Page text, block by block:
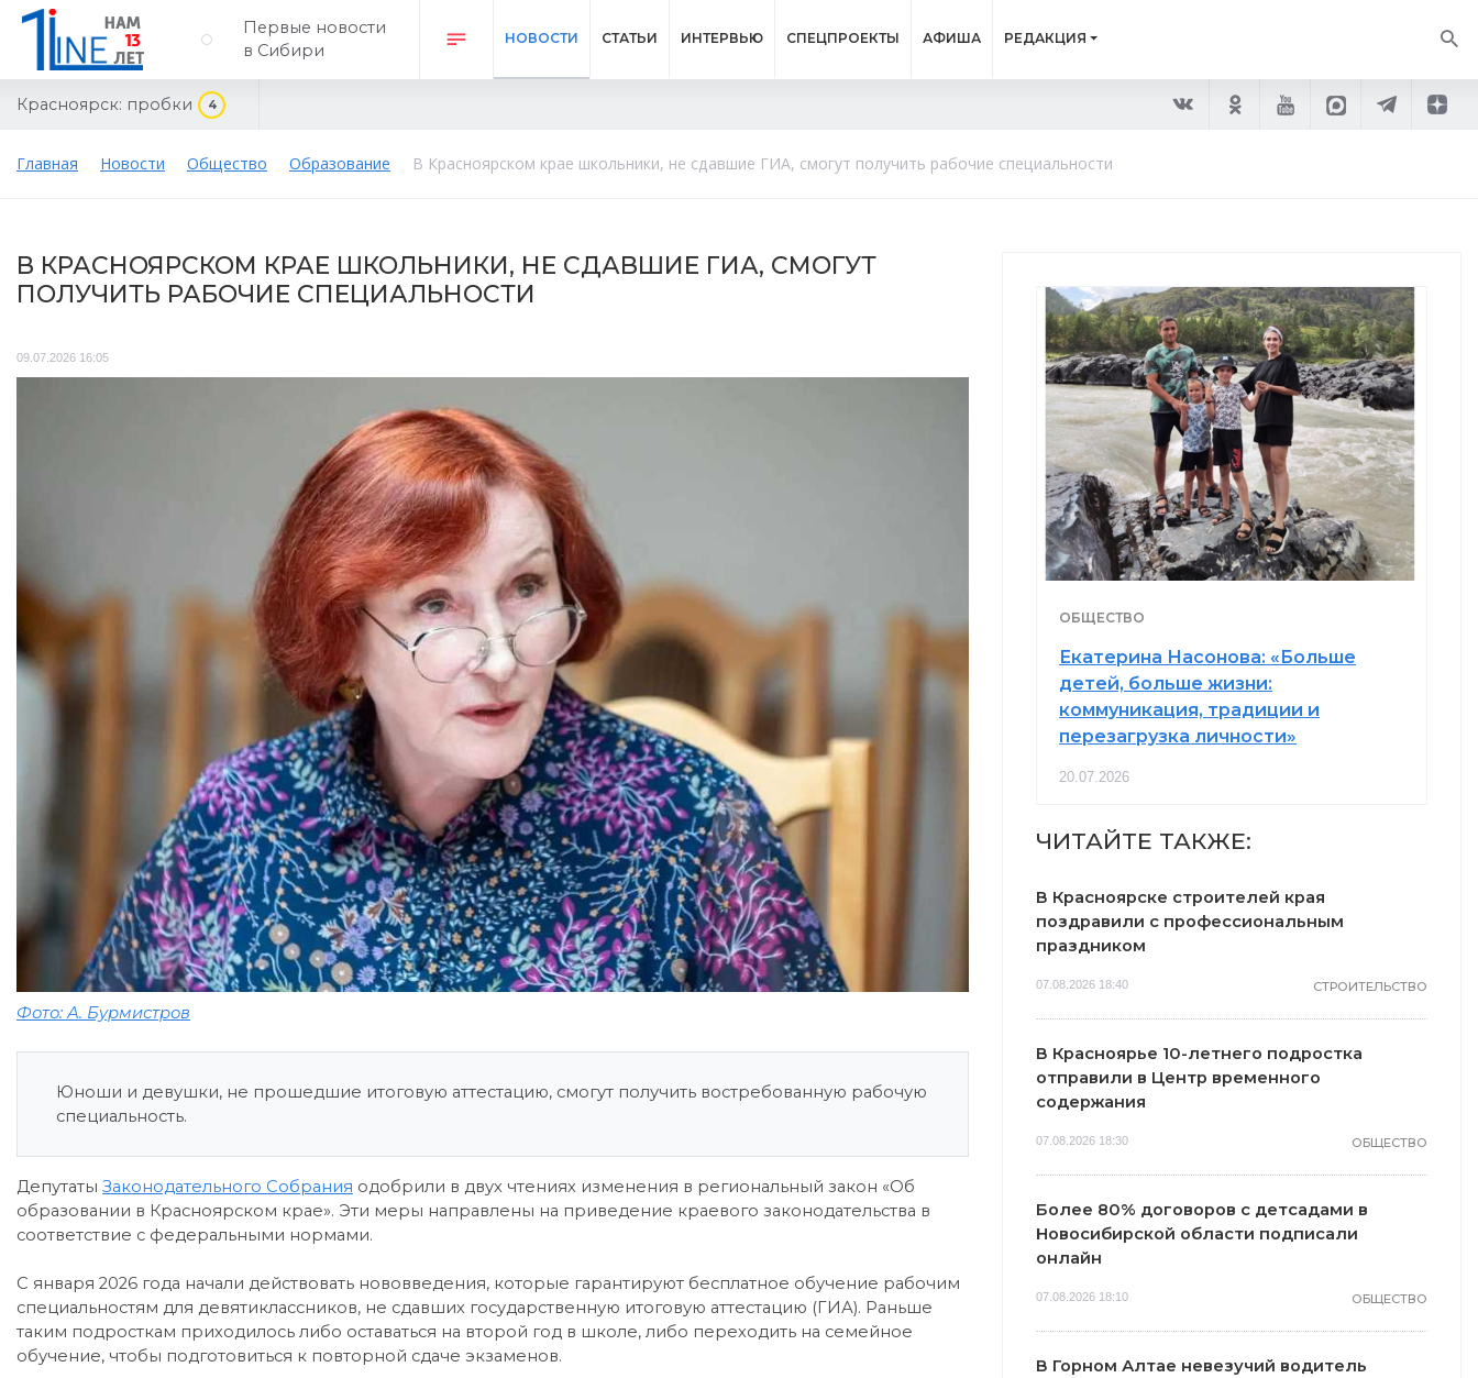
Первые новости
в Сибири
НОВОСТИ СТАТЬИ ИНТЕРВЬЮ СПЕЦПРОЕКТЫ АФИША РЕДАКЦИЯ
Красноярск: пробки 4
Главная Новости Общество Образование В Красноярском крае школьники, не сдавшие ГИА, смогут получить рабочие специальности
В КРАСНОЯРСКОМ КРАЕ ШКОЛЬНИКИ, НЕ СДАВШИЕ ГИА, СМОГУТ
ПОЛУЧИТЬ РАБОЧИЕ СПЕЦИАЛЬНОСТИ
09.07.2026 16:05
Фото: А. Бурмистров
Юноши и девушки, не прошедшие итоговую аттестацию, смогут получить востребованную рабочую
специальность.
Депутаты Законодательного Собрания одобрили в двух чтениях изменения в региональный закон «Об
образовании в Красноярском крае». Эти меры направлены на приведение краевого законодательства в
соответствие с федеральными нормами.
С января 2026 года начали действовать нововведения, которые гарантируют бесплатное обучение рабочим
специальностям для девятиклассников, не сдавших государственную итоговую аттестацию (ГИА). Раньше
таким подросткам приходилось либо оставаться на второй год в школе, либо переходить на семейное
обучение, чтобы подготовиться к повторной сдаче экзаменов.
ОБЩЕСТВО
Екатерина Насонова: «Больше
детей, больше жизни:
коммуникация, традиции и
перезагрузка личности»
20.07.2026
ЧИТАЙТЕ ТАКЖЕ:
В Красноярске строителей края
поздравили с профессиональным
праздником
07.08.2026 18:40 СТРОИТЕЛЬСТВО
В Красноярье 10-летнего подростка
отправили в Центр временного
содержания
07.08.2026 18:30 ОБЩЕСТВО
Более 80% договоров с детсадами в
Новосибирской области подписали
онлайн
07.08.2026 18:10 ОБЩЕСТВО
В Горном Алтае невезучий водитель